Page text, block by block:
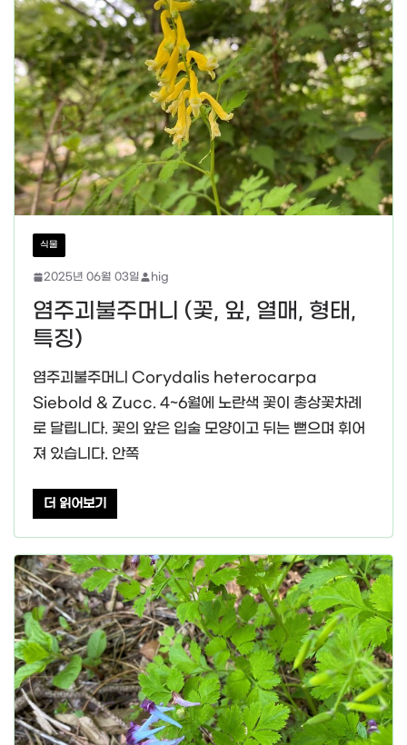
식물
2025년 06월 03일 hig
염주괴불주머니 (꽃, 잎, 열매, 형태,
특징)
염주괴불주머니 Corydalis heterocarpa
Siebold & Zucc. 4~6월에 노란색 꽃이 총상꽃차례
로 달립니다. 꽃의 앞은 입술 모양이고 뒤는 뻗으며 휘어
져 있습니다. 안쪽
더 읽어보기